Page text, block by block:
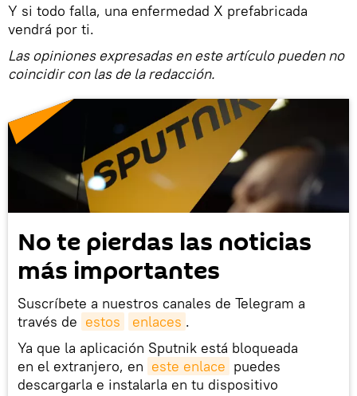
Y si todo falla, una enfermedad X prefabricada
vendrá por ti.
Las opiniones expresadas en este artículo pueden no
coincidir con las de la redacción.
No te pierdas las noticias
más importantes
Suscríbete a nuestros canales de Telegram a
través de estos enlaces .
Ya que la aplicación Sputnik está bloqueada
en el extranjero, en este enlace puedes
descargarla e instalarla en tu dispositivo